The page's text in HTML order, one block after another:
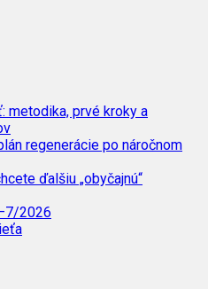
metodika, prvé kroky a
regenerácie po náročnom
ďalšiu „obyčajnú“
2026